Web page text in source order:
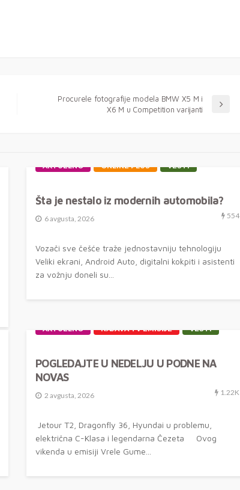
Procurele fotografije modela BMW X5 M i
X6 M u Competition varijanti
AKTUELNO ONLINE PLUS VESTI
Šta je nestalo iz modernih automobila?
6 avgusta, 2026 554
Vozači sve češće traže jednostavniju tehnologiju
Veliki ekrani, Android Auto, digitalni kokpiti i asistenti
za vožnju doneli su...
AKTUELNO NAJAVA TV EMISIJE VESTI
POGLEDAJTE U NEDELJU U PODNE NA
NOVAS
2 avgusta, 2026 1.22K
Jetour T2, Dragonfly 36, Hyundai u problemu,
električna C-Klasa i legendarna Čezeta Ovog
vikenda u emisiji Vrele Gume...